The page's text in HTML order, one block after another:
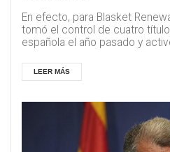
En efecto, para Blasket
tomó el control de cuatro
española el año pasado y
LEER MÁS